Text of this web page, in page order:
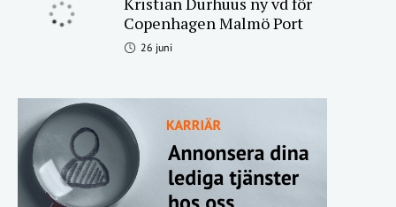
Copenhagen Malmö Port
26 juni